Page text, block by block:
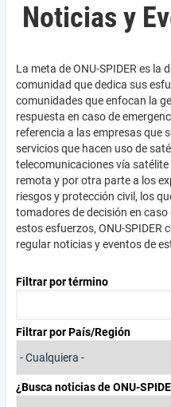
Noticias y
La meta de ONU-SPIDER es la
comunidad que dedica sus
comunidades que enfocan la
respuesta en caso de
referencia a las empresas que
servicios que hacen uso de
telecomunicaciones vía
remota y por otra parte a los
riesgos y protección civil, los
tomadores de decisión en
estos esfuerzos, ONU-SPIDER
regular noticias y eventos de
Filtrar por término
Filtrar por País/Región
¿Busca noticias de ONU-